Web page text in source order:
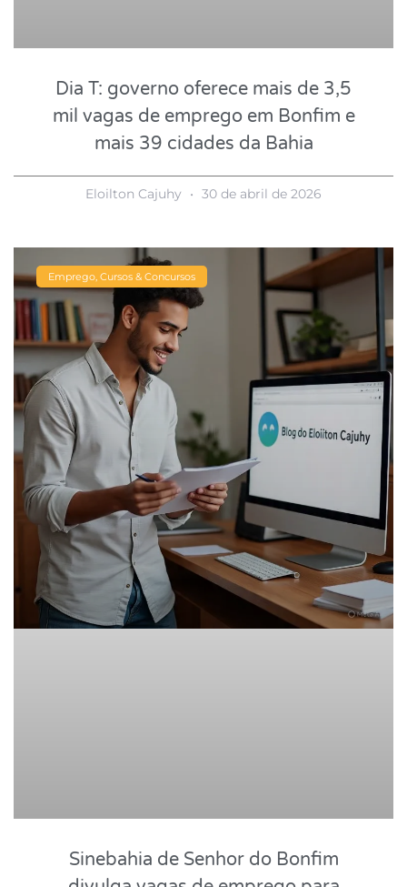
Dia T: governo oferece mais de 3,5
mil vagas de emprego em Bonfim e
mais 39 cidades da Bahia
Eloilton Cajuhy 30 de abril de 2026
Emprego, Cursos & Concursos
Sinebahia de Senhor do Bonfim